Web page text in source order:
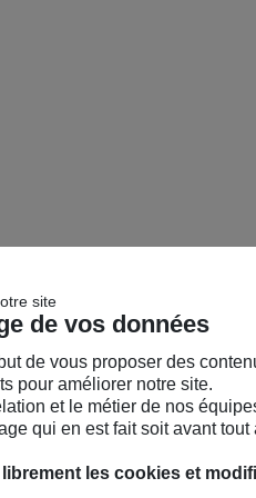
site
de vos données
de vous proposer des
pour améliorer notre site.
et le métier de nos
qui en est fait soit avant tout
les cookies et